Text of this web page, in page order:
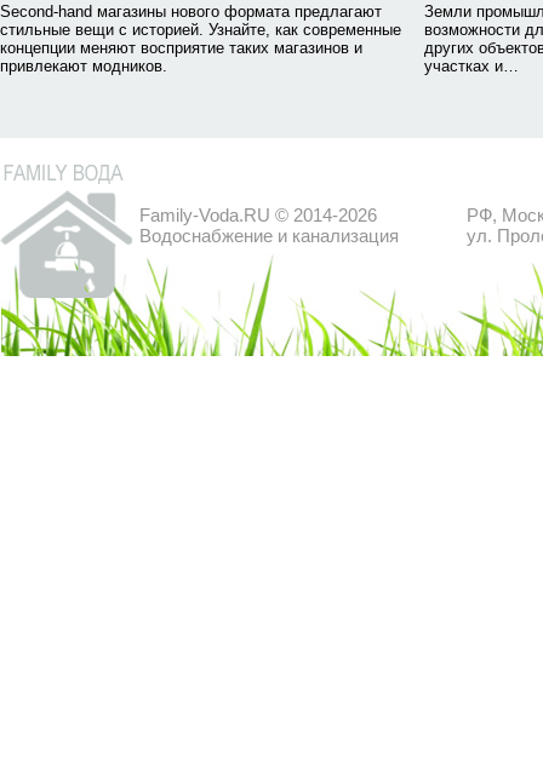
Second-hand магазины нового формата предлагают
стильные вещи с историей. Узнайте, как современные
концепции меняют восприятие таких магазинов и
привлекают модников.
Земли
возможности
других
участках и…
Family-Voda.RU © 2014-2026
Водоснабжение и канализация
РФ,
ул.